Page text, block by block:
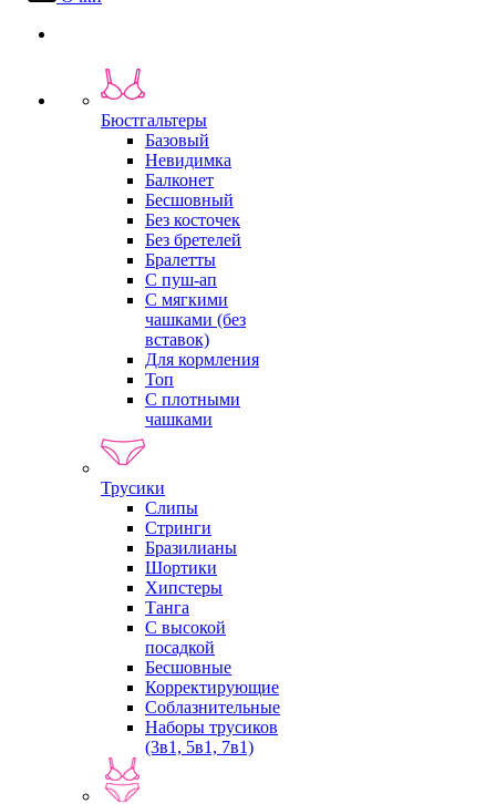
Бюстгальтеры
Базовый
Невидимка
Балконет
Бесшовный
Без косточек
Без бретелей
Бралетты
С пуш-ап
С мягкими
чашками (без
вставок)
Для кормления
Топ
С плотными
чашками
Трусики
Слипы
Стринги
Бразилианы
Шортики
Хипстеры
Танга
С высокой
посадкой
Бесшовные
Корректирующие
Соблазнительные
Наборы трусиков
(3в1, 5в1, 7в1)